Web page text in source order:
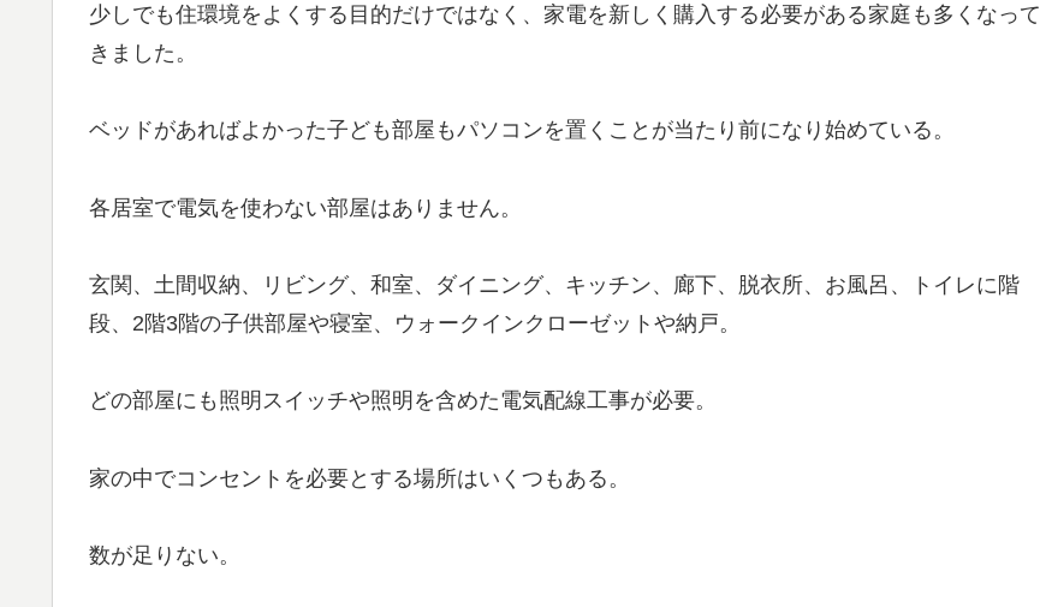
少しでも住環境をよくする目的だけではなく、家電を新しく購入する必要がある家庭も多くなって
きました。
ベッドがあればよかった子ども部屋もパソコンを置くことが当たり前になり始めている。
各居室で電気を使わない部屋はありません。
玄関、土間収納、リビング、和室、ダイニング、キッチン、廊下、脱衣所、お風呂、トイレに階
段、2階3階の子供部屋や寝室、ウォークインクローゼットや納戸。
どの部屋にも照明スイッチや照明を含めた電気配線工事が必要。
家の中でコンセントを必要とする場所はいくつもある。
数が足りない。